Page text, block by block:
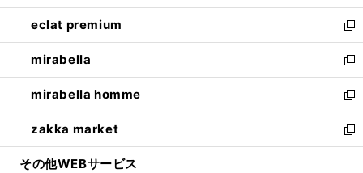
開
く
ウ
で
開
く
ン
ド
ウ
で
開
く
ウ
ィ
ン
ド
ウ
で
開
く
し
い
ウ
ィ
ン
ド
ウ
で
開
eclat premium
新
し
い
ウ
ィ
ン
ド
ウ
mirabella
新
し
い
ウ
ィ
ン
mirabella homme
新
し
い
ウ
zakka market
新
し
その他WEBサービス